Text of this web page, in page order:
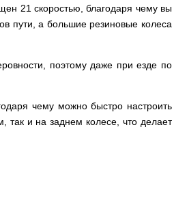
21 скоростью, благодаря чему вы
пути, а большие резиновые колеса
поэтому даже при езде по
чему можно быстро настроить
так и на заднем колесе, что делает